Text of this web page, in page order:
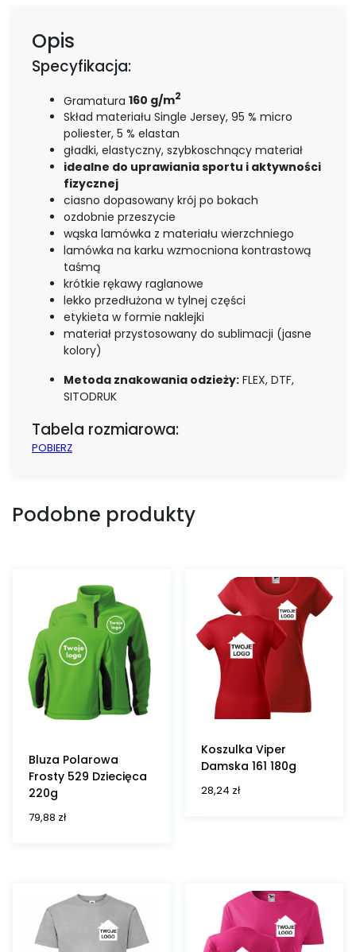
Opis
Specyfikacja:
Gramatura 160 g/m2
Skład materiału Single Jersey, 95 % micro
poliester, 5 % elastan
gładki, elastyczny, szybkoschnący materiał
idealne do uprawiania sportu i aktywności
fizycznej
ciasno dopasowany krój po bokach
ozdobnie przeszycie
wąska lamówka z materiału wierzchniego
lamówka na karku wzmocniona kontrastową
taśmą
krótkie rękawy raglanowe
lekko przedłużona w tylnej części
etykieta w formie naklejki
materiał przystosowany do sublimacji (jasne
kolory)
Metoda znakowania odzieży: FLEX, DTF,
SITODRUK
Tabela rozmiarowa:
POBIERZ
Podobne produkty
Bluza Polarowa
Frosty 529 Dziecięca
220g
79,88 zł
Koszulka Viper
Damska 161 180g
28,24 zł